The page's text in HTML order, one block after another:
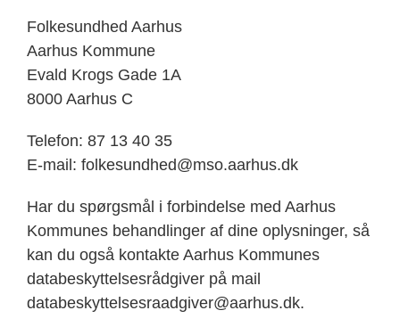
Folkesundhed Aarhus
Aarhus Kommune
Evald Krogs Gade 1A
8000 Aarhus C
Telefon: 87 13 40 35
E-mail: folkesundhed@mso.aarhus.dk
Har du spørgsmål i forbindelse med Aarhus
Kommunes behandlinger af dine oplysninger, så
kan du også kontakte Aarhus Kommunes
databeskyttelsesrådgiver på mail
databeskyttelsesraadgiver@aarhus.dk.